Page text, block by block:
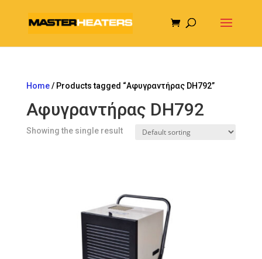
Home/ Products tagged “Αφυγραντήρας DH792”
Αφυγραντήρας DH792
Showing the single result